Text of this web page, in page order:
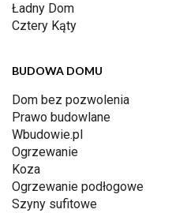
Ładny Dom
Cztery Kąty
BUDOWA DOMU
Dom bez pozwolenia
Prawo budowlane
Wbudowie.pl
Ogrzewanie
Koza
Ogrzewanie podłogowe
Szyny sufitowe